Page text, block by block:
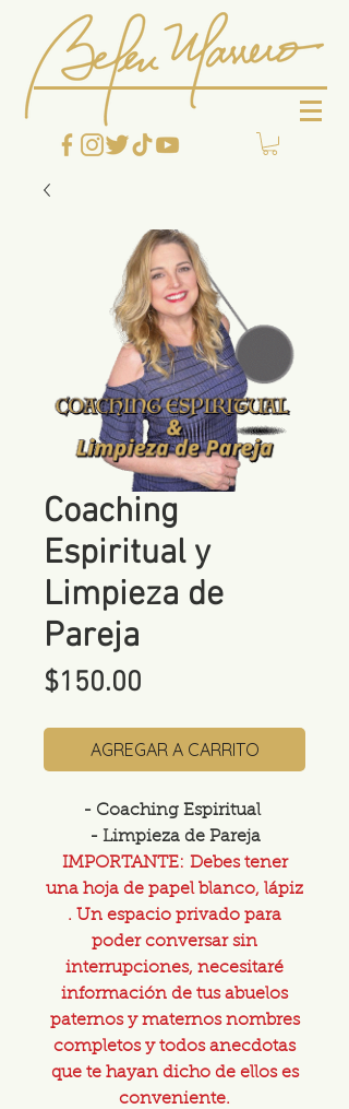
Coaching
Espiritual y
Limpieza de
Pareja
$150.00
AGREGAR A CARRITO
- Coaching Espiritual
- Limpieza de Pareja
IMPORTANTE: Debes tener
una hoja de papel blanco, lápiz
. Un espacio privado para
poder conversar sin
interrupciones, necesitaré
información de tus abuelos
paternos y maternos nombres
completos y todos anecdotas
que te hayan dicho de ellos es
conveniente.